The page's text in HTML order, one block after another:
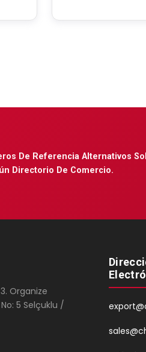
De Referencia Alternativos
Directorio De Comercio.
Organize
5 Selçuklu /